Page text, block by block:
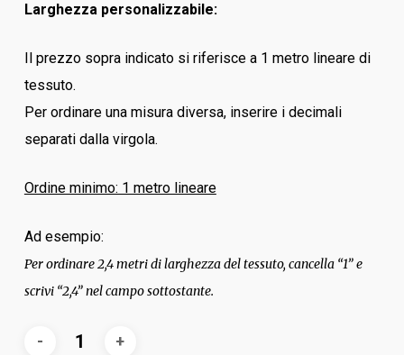
Larghezza personalizzabile:
Il prezzo sopra indicato si riferisce a 1 metro lineare di
tessuto.
Per ordinare una misura diversa, inserire i decimali
separati dalla virgola.
Ordine minimo: 1 metro lineare
Ad esempio:
Per ordinare 2,4 metri di larghezza del tessuto, cancella “1” e
scrivi “2,4” nel campo sottostante.